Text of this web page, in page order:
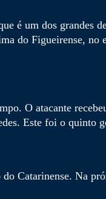
é um dos grandes
do Figueirense, no
O atacante
Este foi o quinto
Catarinense. Na